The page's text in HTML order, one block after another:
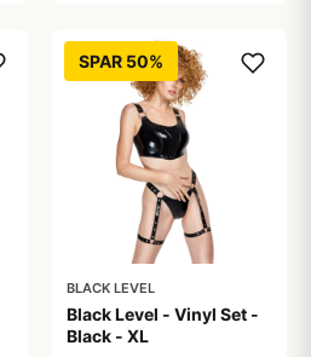
SPAR 50%
BLACK LEVEL
Black Level - Vinyl Set -
Black - XL